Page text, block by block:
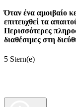
Όταν ένα αμοιβαίο
επιτευχθεί τα
Περισσότερες
διαθέσιμες στη
5 Stern(e)